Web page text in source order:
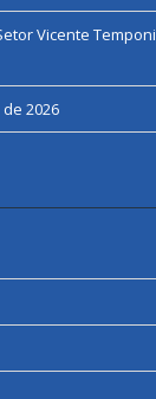
Vicente Temponi
2026